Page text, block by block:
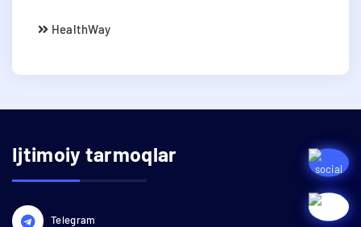
HealthWay
Ijtimoiy tarmoqlar
Telegram